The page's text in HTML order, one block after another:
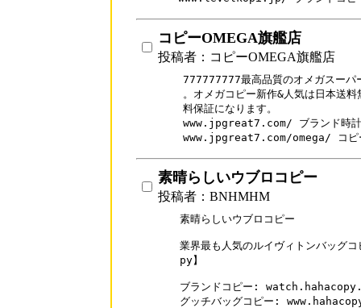
コピーOMEGA旗艦店
投稿者：コピーOMEGA旗艦店
777777777最高品質のオメガスーパ
。オメガコピー新作&人気は日本送料
料保証になります。
www.jpgreat7.com/ ブランド時計
www.jpgreat7.com/omega/ コピー
素晴らしいウブロコピー
投稿者：BNHMHM
素晴らしいウブロコピー
業界最も人気のルイヴィトンバッグ
py】
ブランドコピー:
グッチバッグコピー: